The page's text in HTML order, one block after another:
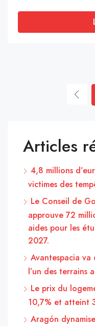
Articles
4,8 millions
victimes des
Le Conseil de
approuve 72
aides pour les
2027.
Avantespacia va
l’un des terrains
Le prix du
10,7% et atteint
Aragón